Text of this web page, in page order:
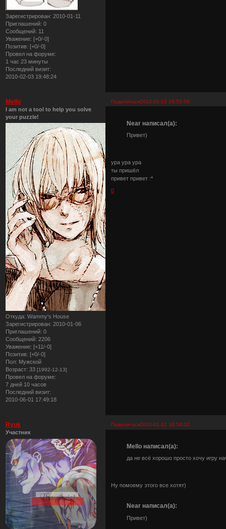
Зарегистрирован: 2010-01-11
Приглашений: 0
Сообщений: 11
Уважение: [+0/-0]
Позитив: [+0/-0]
Провел на форуме:
1 час 23 минуты
Последний визит:
2010-02-03 19:48:24
Поделиться2010-01-12 18:53:58
Mello
I am not a tool to help you solve
your puzzle!
Откуда: Wammy's House
Зарегистрирован: 2010-01-06
Приглашений: 0
Сообщений: 2206
Уважение: [+11/-0]
Позитив: [+0/-0]
Пол: Мужской
Возраст: 33 [1992-12-13]
Провел на форуме:
7 дней 10 часов
Последний визит:
2010-06-01 17:49:18
Near написал(а):
Привет)
ура ура ура
ты пришёл
привет привет :*
0
Поделиться2010-01-12 18:54:02
Ryuk
Участник
Mello написал(а):
да не всё хорошо просто хочу игру
Ну помоему этого все хотят)
Near написал(а):
Привет)